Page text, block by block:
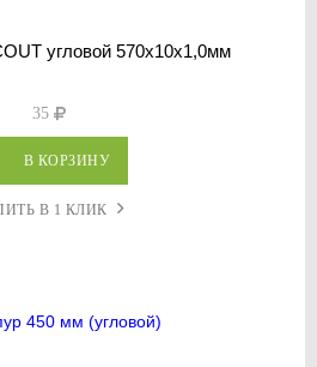
угловой 570х10х1,0мм
35
В КОРЗИНУ
В 1 КЛИК